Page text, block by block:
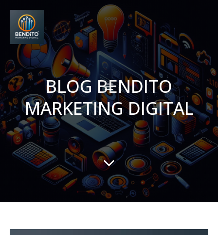
BLOG BENDITO
MARKETING DIGITAL